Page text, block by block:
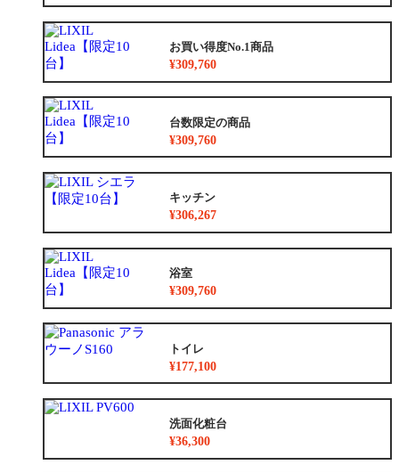
お買い得度No.1商品
¥309,760
台数限定の商品
¥309,760
キッチン
¥306,267
浴室
¥309,760
トイレ
¥177,100
洗面化粧台
¥36,300